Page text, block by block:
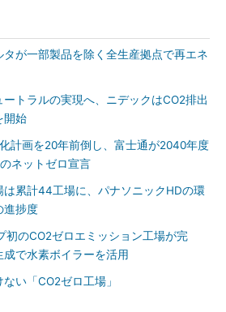
タが一部製品を除く全生産拠点で再エネ
ートラルの実現へ、ニデックはCO2排出
開始
計画を20年前倒し、富士通が2040年度
ネットゼロ宣言
は累計44工場に、パナソニックHDの環
進捗度
初のCO2ゼロエミッション工場が完
成で水素ボイラーを活用
い「CO2ゼロ工場」